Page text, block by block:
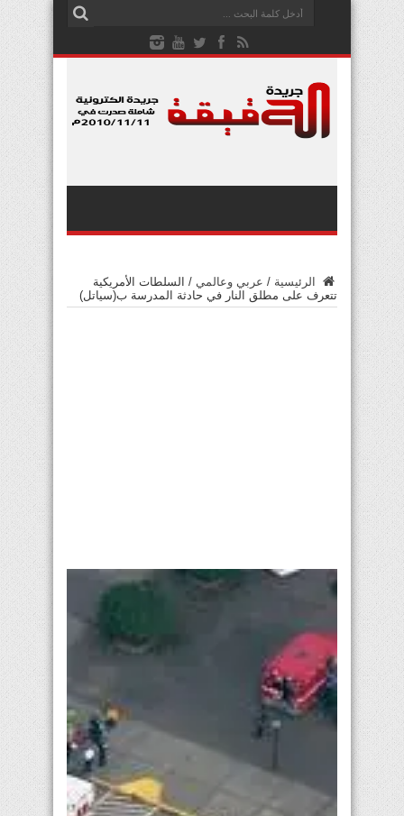
الرئيسية / عربي وعالمي / السلطات الأمريكية
تتعرف على مطلق النار في حادثة المدرسة ب(سياتل)